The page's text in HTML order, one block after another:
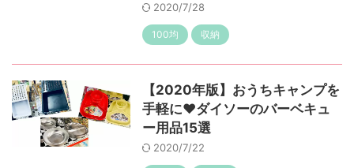
2020/7/28
100均 収納
【2020年版】おうちキャンプを
手軽に♥ダイソーのバーベキュ
ー用品15選
2020/7/22